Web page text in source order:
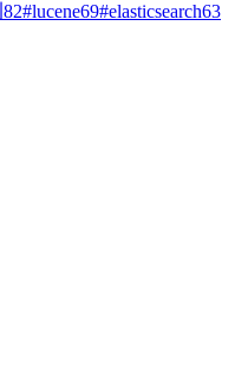
82#lucene69#elasticsearch63